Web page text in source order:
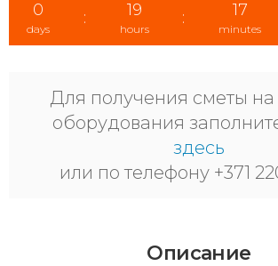
0
days
: 19
hours
: 17
minutes
Для получения сметы
оборудования
здесь
или по телефону +371
Описание